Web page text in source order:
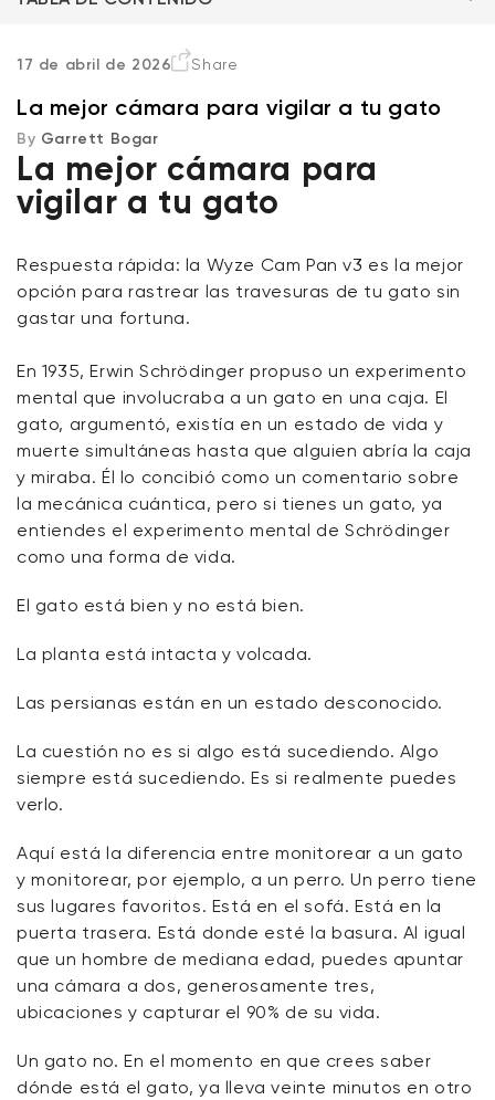
Por qué las cámaras pan-tilt
Las cámaras pan-tilt más populares
En resumen
17 de abril de 2026 Share
La mejor cámara para vigilar a tu gato
By Garrett Bogar
La mejor cámara para
vigilar a tu gato
Respuesta rápida: la Wyze Cam Pan v3 es la mejor
opción para rastrear las travesuras de tu gato sin
gastar una fortuna.
En 1935, Erwin Schrödinger propuso un experimento
mental que involucraba a un gato en una caja. El
gato, argumentó, existía en un estado de vida y
muerte simultáneas hasta que alguien abría la caja
y miraba. Él lo concibió como un comentario sobre
la mecánica cuántica, pero si tienes un gato, ya
entiendes el experimento mental de Schrödinger
como una forma de vida.
El gato está bien y no está bien.
La planta está intacta y volcada.
Las persianas están en un estado desconocido.
La cuestión no es si algo está sucediendo. Algo
siempre está sucediendo. Es si realmente puedes
verlo.
Aquí está la diferencia entre monitorear a un gato
y monitorear, por ejemplo, a un perro. Un perro tiene
sus lugares favoritos. Está en el sofá. Está en la
puerta trasera. Está donde esté la basura. Al igual
que un hombre de mediana edad, puedes apuntar
una cámara a dos, generosamente tres,
ubicaciones y capturar el 90% de su vida.
Un gato no. En el momento en que crees saber
dónde está el gato, ya lleva veinte minutos en otro
Wyze Cam v4 + Tarjeta MicroSD de
32 GB
Blanco
More